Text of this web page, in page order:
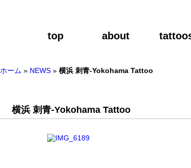
top about
ホーム » NEWS» 横浜 刺青-Yokohama Tattoo
横浜 刺青-Yokohama Tattoo